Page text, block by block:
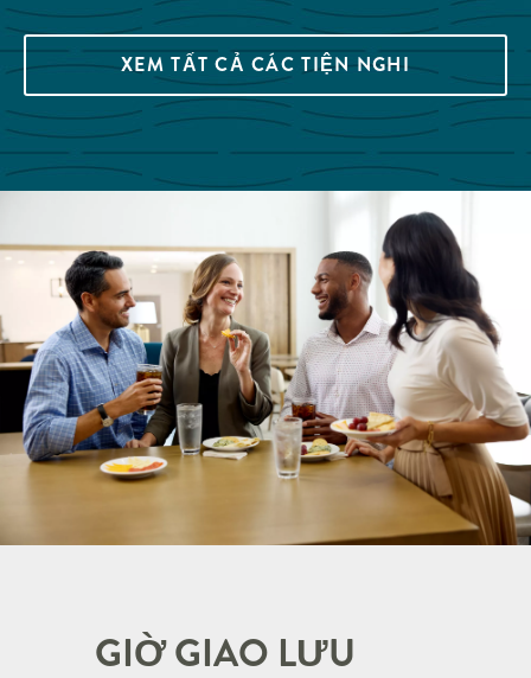
XEM TẤT CẢ CÁC TIỆN NGHI
GIỜ GIAO LƯU